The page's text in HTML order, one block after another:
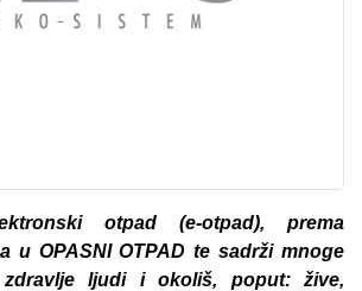
otpad (e-otpad), prema
u OPASNI OTPAD te sadrži mnoge
ljudi i okoliš, poput: žive,